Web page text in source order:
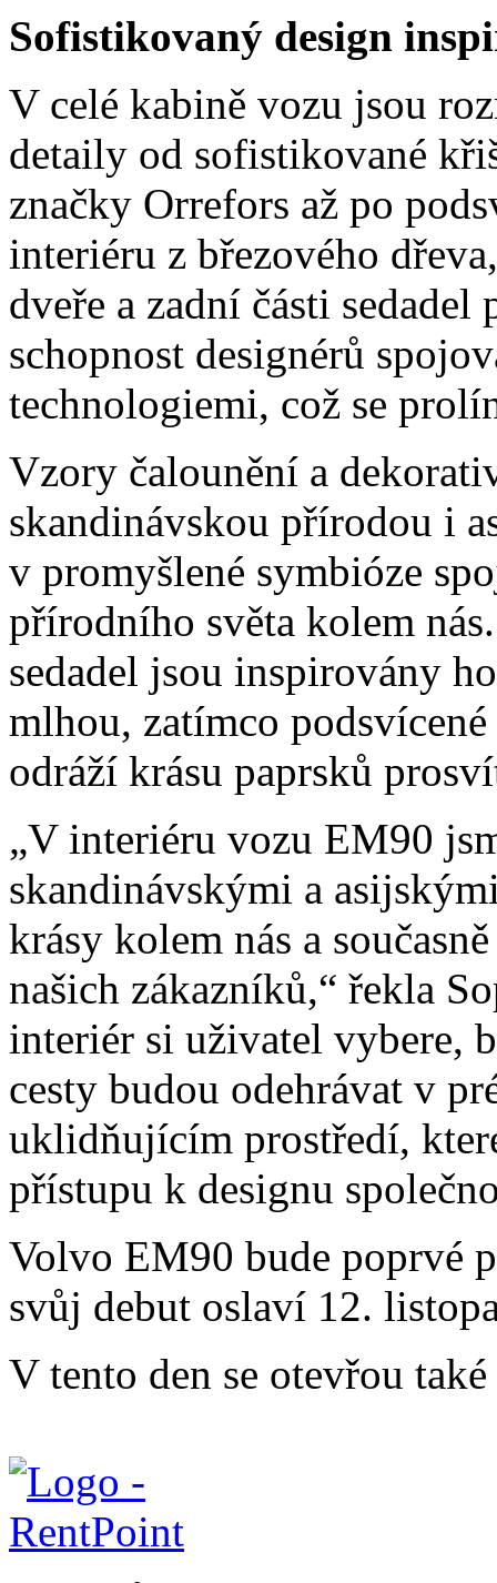
Sofistikovaný design
V celé kabině vozu jsou
detaily od sofistikované
značky Orrefors až po
interiéru z březového
dveře a zadní části
schopnost designérů
technologiemi, což se
Vzory čalounění a
skandinávskou přírodou i
v promyšlené symbióze
přírodního světa kolem
sedadel jsou inspirovány
mlhou, zatímco
odráží krásu paprsků
„V interiéru vozu EM90
skandinávskými a
krásy kolem nás a
našich zákazníků,“ řekla
interiér si uživatel vybere,
cesty budou odehrávat v
uklidňujícím prostředí,
přístupu k designu
Volvo EM90 bude poprvé
svůj debut oslaví 12.
V tento den se otevřou